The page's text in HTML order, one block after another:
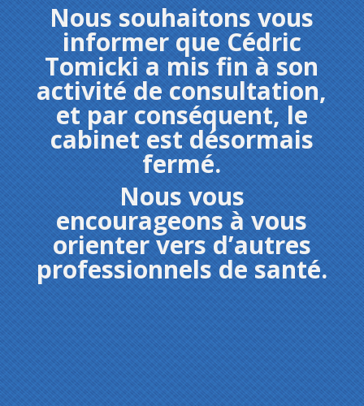
Nous souhaitons vous
informer que Cédric
Tomicki a mis fin à son
activité de consultation,
et par conséquent, le
cabinet est désormais
fermé.
Nous vous
encourageons à vous
orienter vers d’autres
professionnels de santé.